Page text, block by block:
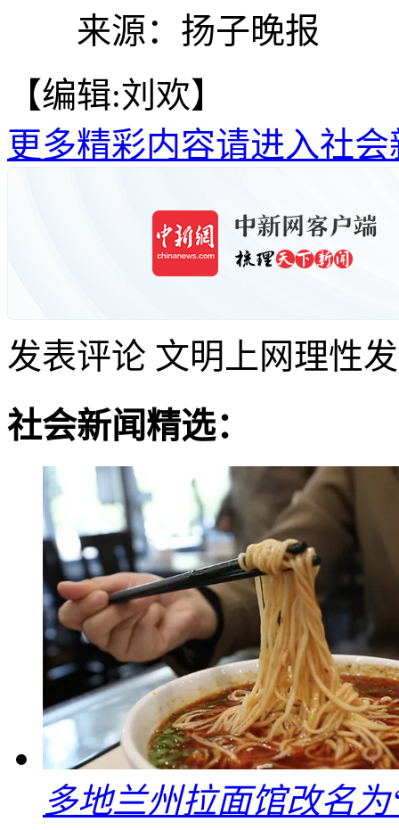
来源：扬子晚报
【编辑:刘欢】
更多精彩内容请进入社会
发表评论 文明上网理性
社会新闻精选：
多地兰州拉面馆改名